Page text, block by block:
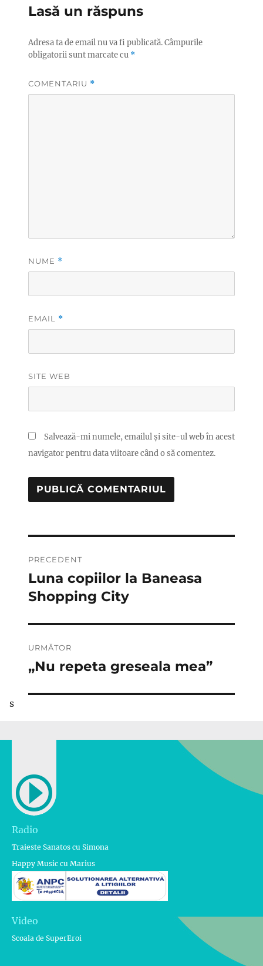
Lasă un răspuns
Adresa ta de email nu va fi publicată.Câmpurile
obligatorii sunt marcate cu *
COMENTARIU *
NUME *
EMAIL *
SITE WEB
Salvează-mi numele, emailul și site-ul web în acest
navigator pentru data viitoare când o să comentez.
în
articole
PRECEDENT
Articolul
anterior:
Luna copiilor la Baneasa
Shopping City
URMĂTOR
Articolul
„Nu repeta greseala mea”
s
Radio
Traieste Sanatos cu Simona
Happy Music cu Marius
Video
Scoala de SuperEroi